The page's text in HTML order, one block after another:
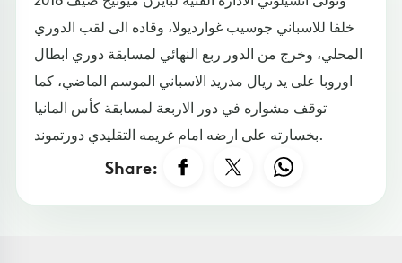
خلفا للاسباني جوسيب غوارديولا، وقاده الى لقب الدوري
المحلي، وخرج من الدور ربع النهائي لمسابقة دوري ابطال
اوروبا على يد ريال مدريد الاسباني الموسم الماضي، كما
توقف مشواره في دور الاربعة لمسابقة كأس المانيا
بخسارته على ارضه امام غريمه التقليدي دورتموند.
Share: